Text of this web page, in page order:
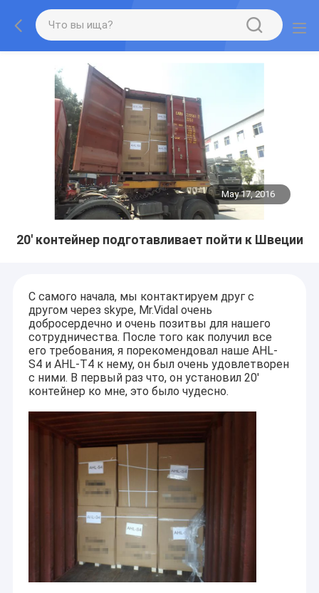
May 17, 2016
20' контейнер подготавливает пойти к Швеции
С самого начала, мы контактируем друг с
другом через skype, Mr.Vidal очень
добросердечно и очень позитвы для нашего
сотрудничества. После того как получил все
его требования, я порекомендовал наше AHL-
S4 и AHL-T4 к нему, он был очень удовлетворен
с ними. В первый раз что, он установил 20'
контейнер ко мне, это было чудесно.